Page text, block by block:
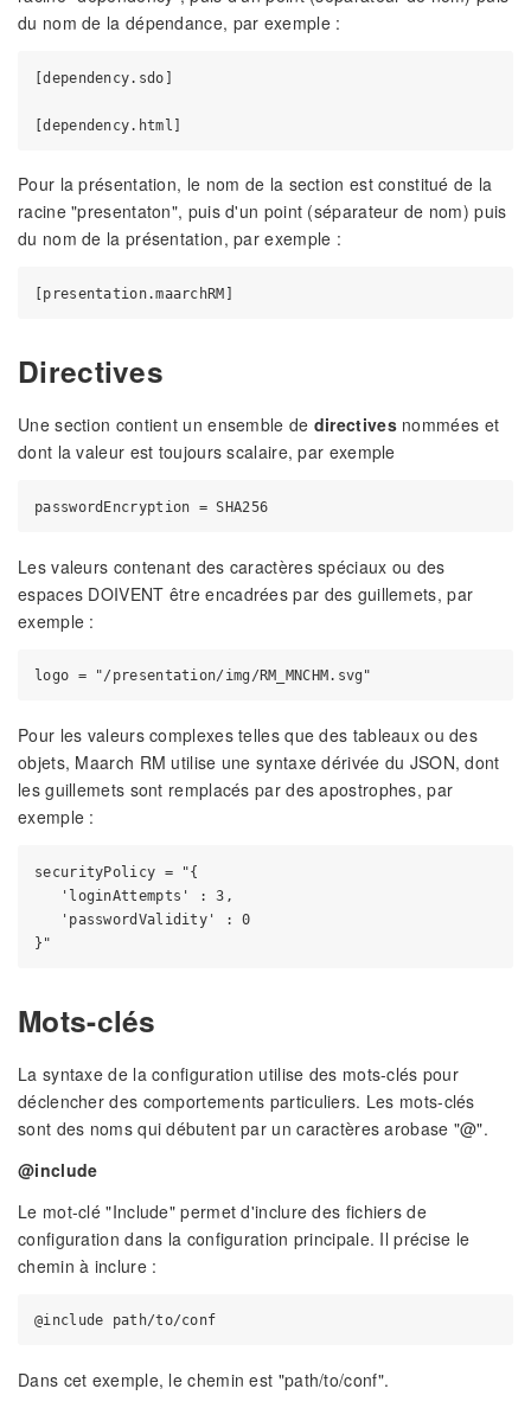
du nom de la dépendance, par exemple :
[dependency.sdo]
Pour la présentation, le nom de la section est constitué de la
racine "presentaton", puis d'un point (séparateur de nom) puis
du nom de la présentation, par exemple :
Directives
Une section contient un ensemble de directivesnommées et
dont la valeur est toujours scalaire, par exemple
Les valeurs contenant des caractères spéciaux ou des
espaces DOIVENT être encadrées par des guillemets, par
exemple :
Pour les valeurs complexes telles que des tableaux ou des
objets, Maarch RM utilise une syntaxe dérivée du JSON, dont
les guillemets sont remplacés par des apostrophes, par
exemple :
securityPolicy = "{
   'loginAttempts' : 3,
   'passwordValidity' : 0
Mots-clés
La syntaxe de la configuration utilise des mots-clés pour
déclencher des comportements particuliers. Les mots-clés
sont des noms qui débutent par un caractères arobase "@".
@include
Le mot-clé "Include" permet d'inclure des fichiers de
configuration dans la configuration principale. Il précise le
chemin à inclure :
Dans cet exemple, le chemin est "path/to/conf".